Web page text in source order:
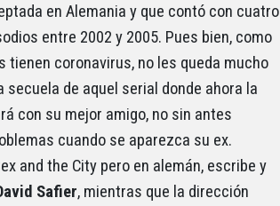
en Alemania y que contó con cuatro
entre 2002 y 2005. Pues bien, como
tienen coronavirus, no les queda mucho
secuela de aquel serial donde ahora la
con su mejor amigo, no sin antes
cuando se aparezca su ex.
and the City pero en alemán, escribe y
Safier, mientras que la dirección